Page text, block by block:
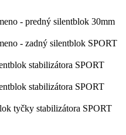
- predný silentblok 30mm
- zadný silentblok SPORT
stabilizátora SPORT
stabilizátora SPORT
tyčky stabilizátora SPORT